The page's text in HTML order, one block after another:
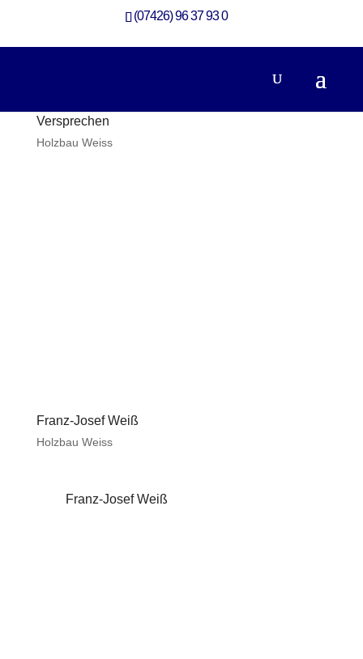
(07426) 96 37 93 0
Versprechen
Holzbau Weiss
Franz-Josef Weiß
Holzbau Weiss
Franz-Josef Weiß